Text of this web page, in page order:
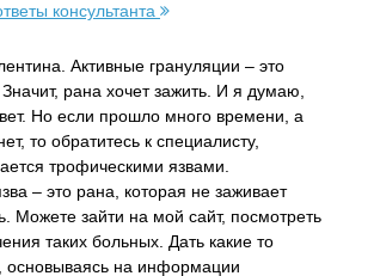
консультанта
Активные грануляции – это
рана хочет зажить. И я думаю,
Но если прошло много времени, а
то обратитесь к специалисту,
трофическими язвами.
– это рана, которая не заживает
Можете зайти на мой сайт, посмотреть
таких больных. Дать какие то
основываясь на информации